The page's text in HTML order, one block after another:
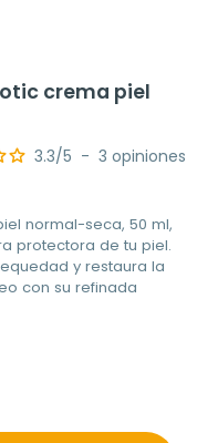
crema piel
3.3/5 - 3 opiniones
normal-seca, 50 ml,
protectora de tu piel.
y restaura la
con su refinada